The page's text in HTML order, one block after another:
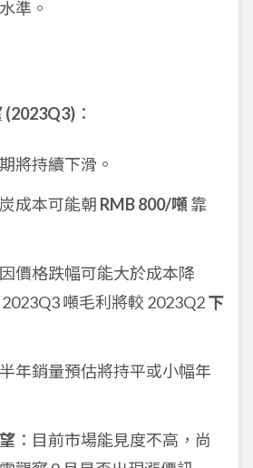
準。
(2023Q3) ：
將持續下滑。
炭成本可能朝 RMB 800/噸 靠
因價格跌幅可能大於成本降
噸毛利將較 2023Q2下
半年銷量預估將持平或小幅年
：目前市場能見度不高，尚